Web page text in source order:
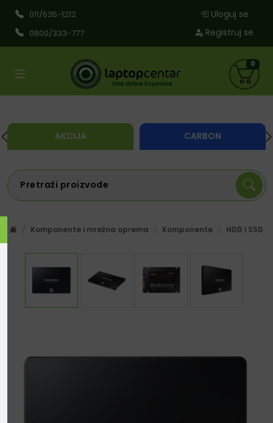
011/635-1212
0800/333-777
Uloguj se
Registruj se
AKCIJA CARBON
0
Komponente i mrežna oprema Komponente HDD i SSD